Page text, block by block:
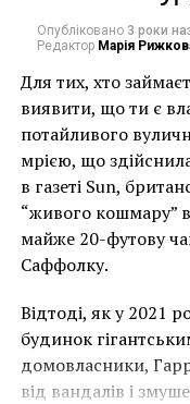
представил
историю
Известно, что
построили в
Терещенко
наконец-то
В музее
экспозиция
советского и
которых
графика,
Опубліковано 3 роки
Редактор Марія
Для тих, хто
виявити, що ти є
потайливого
мрією, що
в газеті Sun,
“живого кошмару”
майже 20-футову
Саффолку.
Відтоді, як у 2021
будинок
домовласники,
від вандалів і